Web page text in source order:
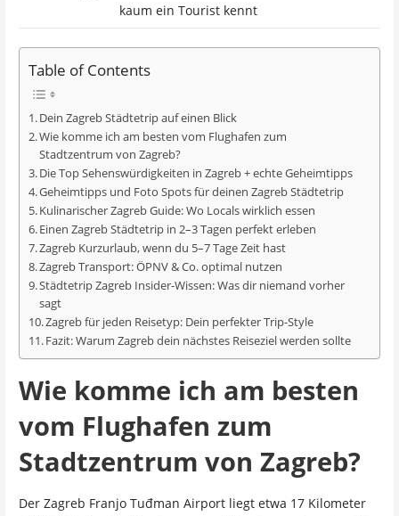
kaum ein Tourist kennt
Table of Contents
Dein Zagreb Städtetrip auf einen Blick
Wie komme ich am besten vom Flughafen zum
Stadtzentrum von Zagreb?
Die Top Sehenswürdigkeiten in Zagreb + echte Geheimtipps
Geheimtipps und Foto Spots für deinen Zagreb Städtetrip
Kulinarischer Zagreb Guide: Wo Locals wirklich essen
Einen Zagreb Städtetrip in 2–3 Tagen perfekt erleben
Zagreb Kurzurlaub, wenn du 5–7 Tage Zeit hast
Zagreb Transport: ÖPNV & Co. optimal nutzen
Städtetrip Zagreb Insider-Wissen: Was dir niemand vorher
sagt
Zagreb für jeden Reisetyp: Dein perfekter Trip-Style
Fazit: Warum Zagreb dein nächstes Reiseziel werden sollte
Wie komme ich am besten
vom Flughafen zum
Stadtzentrum von Zagreb?
Der Zagreb Franjo Tuđman Airport liegt etwa 17 Kilometer